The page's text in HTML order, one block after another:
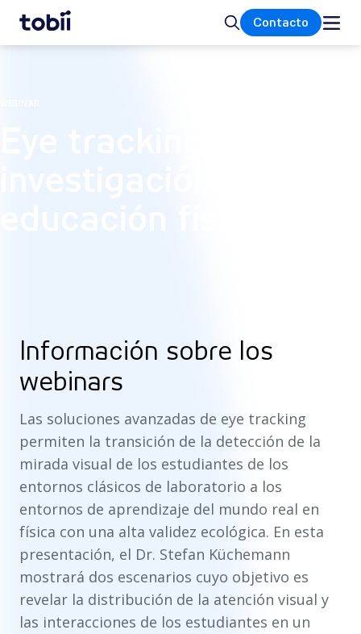
Inicio BuscarContacto
Información sobre los
webinars
Las soluciones avanzadas de eye tracking
permiten la transición de la detección de la
mirada visual de los estudiantes de los
entornos clásicos de laboratorio a los
entornos de aprendizaje del mundo real en
física con una alta validez ecológica. En esta
presentación, el Dr. Stefan Küchemann
mostrará dos escenarios cuyo objetivo es
revelar la distribución de la atención visual y
las interacciones de los estudiantes en un